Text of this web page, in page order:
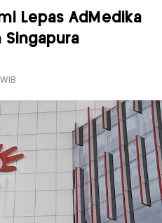
Lepas AdMedika
Singapura